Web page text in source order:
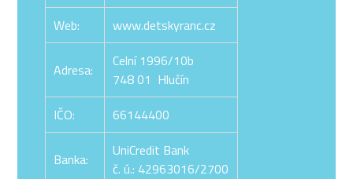
Web:
www.detskyranc.cz
Adresa:
Celní 1996/10b
748 01 Hlučín
IČO:
66144400
Banka:
UniCredit Bank
č. ú.: 42963016/2700